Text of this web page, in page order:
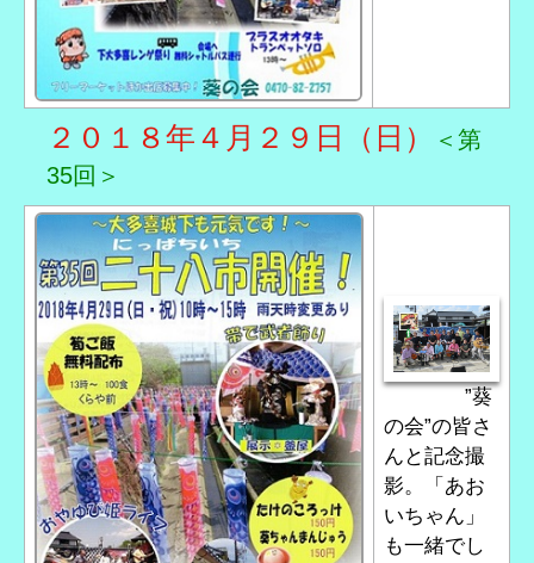
２０１８年４月２９日（日）
＜第
35回＞
”葵
の会”の皆さ
んと記念撮
影。「あお
いちゃん」
も一緒でし